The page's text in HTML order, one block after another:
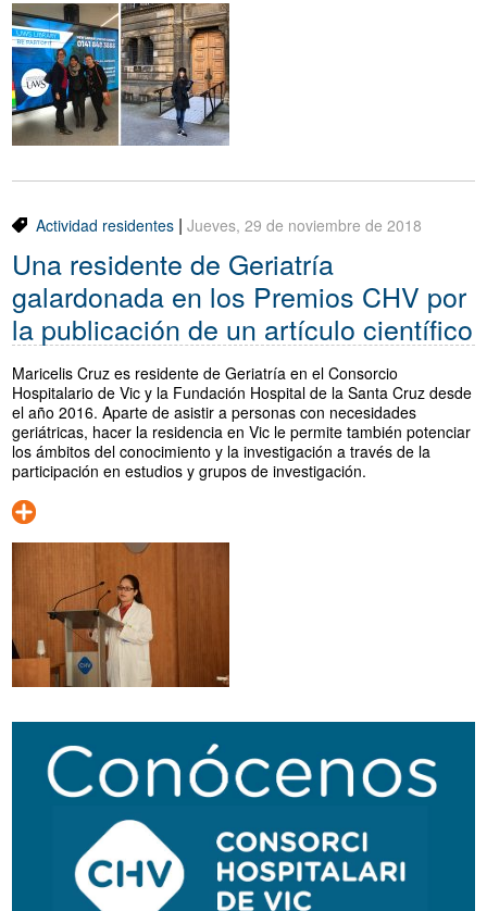
Actividad residentes| Jueves, 29 de noviembre de 2018
Una residente de Geriatría
galardonada en los Premios CHV por
la publicación de un artículo científico
Maricelis Cruz es residente de Geriatría en el Consorcio
Hospitalario de Vic y la Fundación Hospital de la Santa Cruz desde
el año 2016. Aparte de asistir a personas con necesidades
geriátricas, hacer la residencia en Vic le permite también potenciar
los ámbitos del conocimiento y la investigación a través de la
participación en estudios y grupos de investigación.
Navegación
secundaria